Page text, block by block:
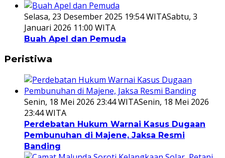
Selasa, 23 Desember 2025 19:54 WITASabtu, 3
Januari 2026 11:00 WITA
Buah Apel dan Pemuda
Peristiwa
Senin, 18 Mei 2026 23:44 WITASenin, 18 Mei 2026
23:44 WITA
Perdebatan Hukum Warnai Kasus Dugaan
Pembunuhan di Majene, Jaksa Resmi
Banding